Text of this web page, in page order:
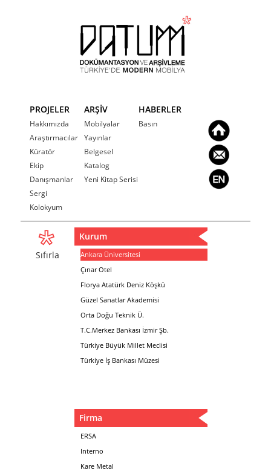
PROJELER
Hakkımızda
Araştırmacılar
Küratör
Ekip
Danışmanlar
Sergi
Kolokyum
ARŞİV
Mobilyalar
Yayınlar
Belgesel
Katalog
Yeni Kitap Serisi
HABERLER
Basın
Sıfırla
Kurum
Ankara Üniversitesi
Çınar Otel
Florya Atatürk Deniz Köşkü
Güzel Sanatlar Akademisi
Orta Doğu Teknik Ü.
T.C.Merkez Bankası İzmir Şb.
Türkiye Büyük Millet Meclisi
Türkiye İş Bankası Müzesi
Firma
ERSA
Interno
Kare Metal